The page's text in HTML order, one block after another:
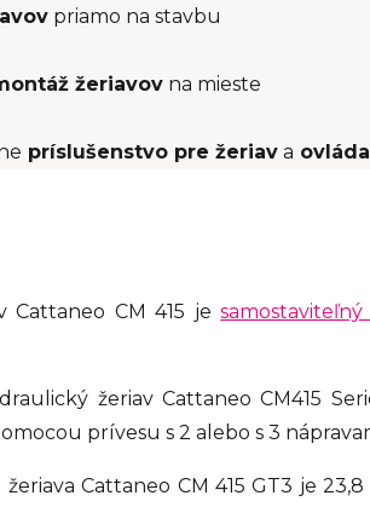
priamo na stavbu
žeriavov na mieste
príslušenstvo pre žeriav a
Cattaneo CM 415 jesamostaviteľný
žeriav Cattaneo CM415
prívesu s 2 alebo s 3
žeriava Cattaneo CM 415 GT3 je